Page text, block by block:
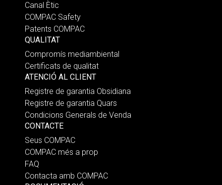
Canal Ètic
COMPAC Safety
Patents COMPAC
QUALITAT
Compromís mediambiental
Certificats de qualitat
ATENCIÓ AL CLIENT
Registre de garantia Obsidiana
Registre de garantia Quars
Condicions Generals de Venda
CONTACTE
Seus COMPAC
COMPAC més a prop
FAQ
Contacta amb COMPAC